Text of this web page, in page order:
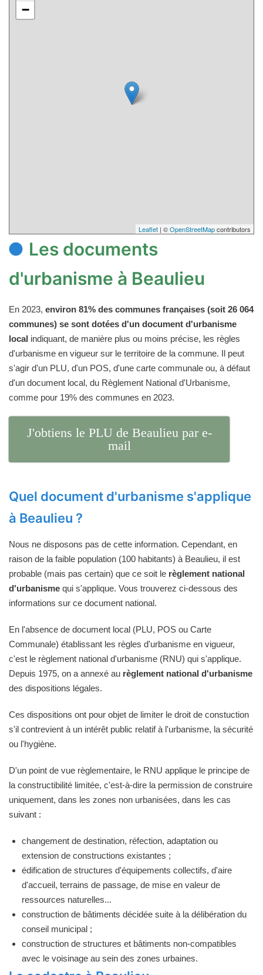
−
Leaflet | ©OpenStreetMapcontributors
Les documents
d'urbanisme à Beaulieu
En 2023, environ 81% des communes françaises (soit 26 064
communes) se sont dotées d'un document d'urbanisme
local indiquant, de manière plus ou moins précise, les règles
d'urbanisme en vigueur sur le territoire de la commune. Il peut
s'agir d'un PLU, d'un POS, d'une carte communale ou, à défaut
d'un document local, du Règlement National d'Urbanisme,
comme pour 19% des communes en 2023.
J'obtiens le PLU de Beaulieu par e-
mail
Quel document d'urbanisme s'applique
à Beaulieu ?
Nous ne disposons pas de cette information. Cependant, en
raison de la faible population (100 habitants) à Beaulieu, il est
probable (mais pas certain) que ce soit le règlement national
d'urbanisme qui s'applique. Vous trouverez ci-dessous des
informations sur ce document national.
En l'absence de document local (PLU, POS ou Carte
Communale) établissant les règles d'urbanisme en vigueur,
c'est le règlement national d'urbanisme (RNU) qui s'applique.
Depuis 1975, on a annexé au règlement national d'urbanisme
des dispositions légales.
Ces dispositions ont pour objet de limiter le droit de constuction
s'il contrevient à un intérêt public relatif à l'urbanisme, la sécurité
ou l'hygiène.
D'un point de vue règlementaire, le RNU applique le principe de
la constructibilité limitée, c'est-à-dire la permission de construire
uniquement, dans les zones non urbanisées, dans les cas
suivant :
changement de destination, réfection, adaptation ou
extension de constructions existantes ;
édification de structures d'équipements collectifs, d'aire
d'accueil, terrains de passage, de mise en valeur de
ressources naturelles...
construction de bâtiments décidée suite à la délibération du
conseil municipal ;
construction de structures et bâtiments non-compatibles
avec le voisinage au sein des zones urbaines.